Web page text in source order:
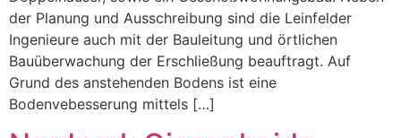
der Planung und Ausschreibung sind die Leinfelder
Ingenieure auch mit der Bauleitung und örtlichen
Bauüberwachung der Erschließung beauftragt. Auf
Grund des anstehenden Bodens ist eine
Bodenvebesserung mittels […]